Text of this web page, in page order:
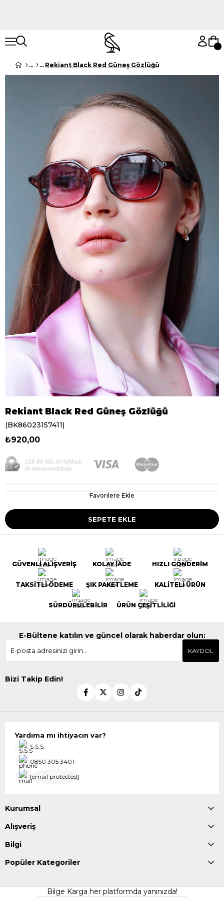
Rekiant Black Red Güneş Gözlüğü
Rekiant Black Red Güneş Gözlüğü
(BK86023157411)
₺920,00
Favorilere Ekle
GÜVENLİ ALIŞVERİŞ KOLAY İADE HIZLI GÖNDERİM
TAKSİTLİ ÖDEME ŞIK PAKETLEME KALİTELİ ÜRÜN
SÜRDÜRÜLEBİLİR ÜRÜN ÇEŞİTLİLİĞİ
E-Bültene katılın ve güncel olarak haberdar olun:
KAYDOL
Bizi Takip Edin!
Yardıma mı ihtiyacın var?
S.S.S.
0850 305 3401
[email protected]
Kurumsal
Alışveriş
Bilgi
Popüler Kategoriler
Bilge Karga her platformda yanınızda!